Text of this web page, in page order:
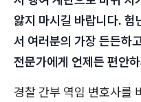
앓지 마시길 바랍니다. 험
서 여러분의 가장 든든하
전문가에게 언제든 편안
경찰 간부 역임 변호사를